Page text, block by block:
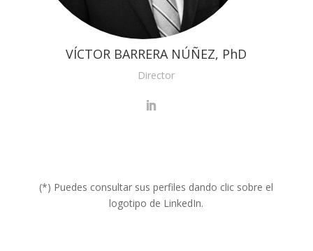
VÍCTOR BARRERA NÚÑEZ, PhD
Director
(*) Puedes consultar sus perfiles dando clic sobre el
logotipo de LinkedIn.